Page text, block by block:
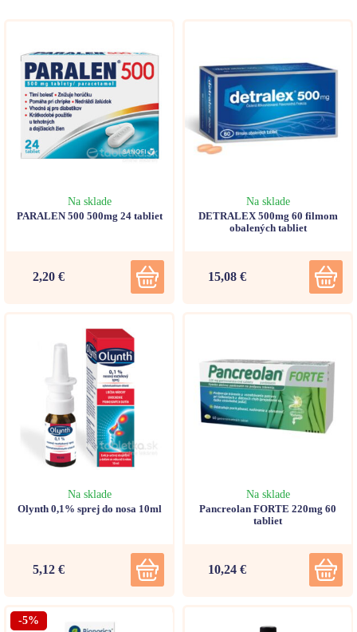
Na sklade
PARALEN 500 500mg 24 tabliet
2,20 €
Na sklade
DETRALEX 500mg 60 filmom
obalených tabliet
15,08 €
Na sklade
Olynth 0,1% sprej do nosa 10ml
5,12 €
Na sklade
Pancreolan FORTE 220mg 60
tabliet
10,24 €
-5%